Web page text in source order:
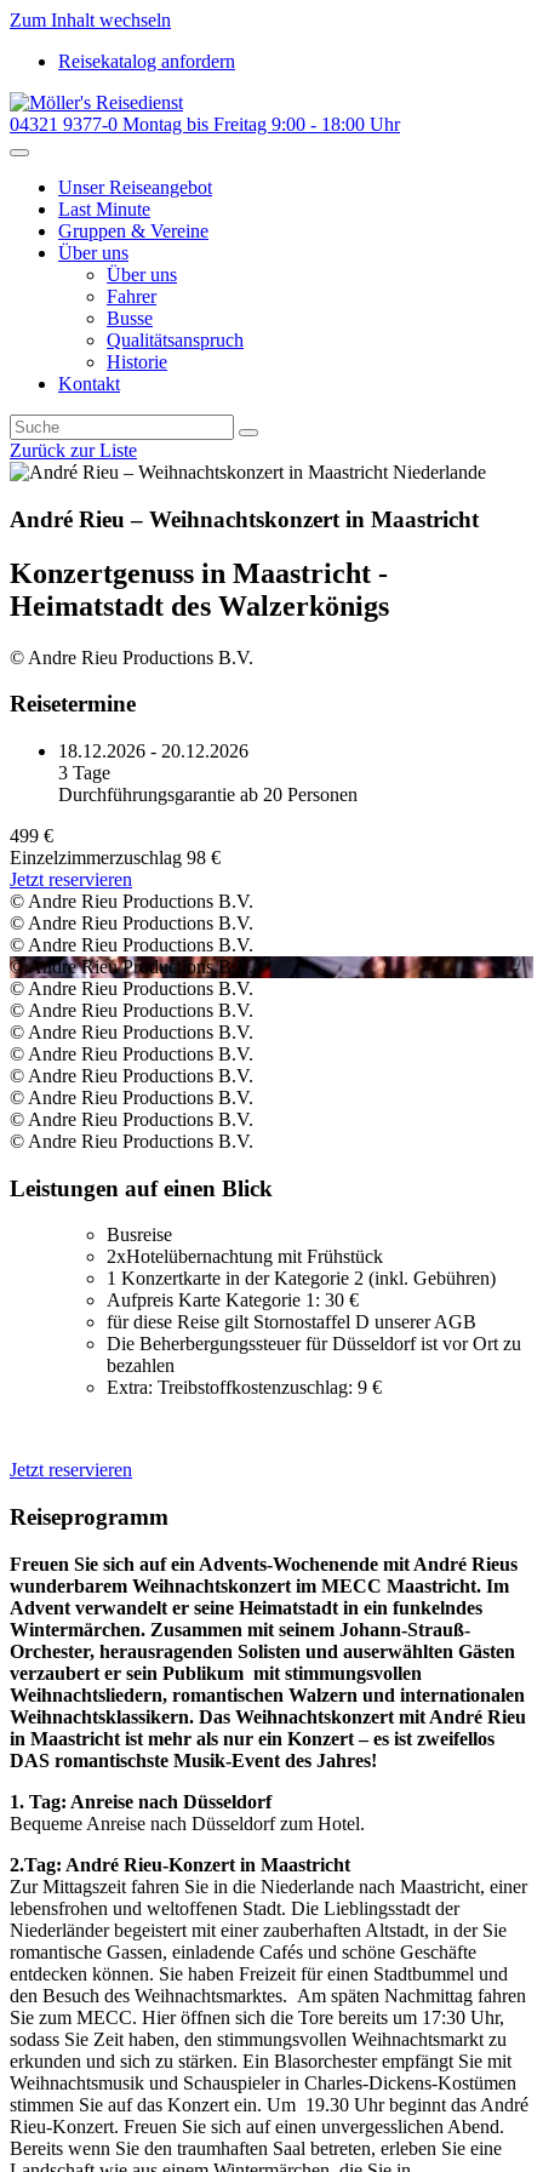
Zum Inhalt wechseln
Reisekatalog anfordern
04321 9377-0 Montag bis Freitag 9:00 - 18:00 Uhr
Unser Reiseangebot
Last Minute
Gruppen & Vereine
Über uns
Über uns
Fahrer
Busse
Qualitätsanspruch
Historie
Kontakt
Zurück zur Liste
Niederlande
André Rieu – Weihnachtskonzert in Maastricht
Konzertgenuss in Maastricht -
Heimatstadt des Walzerkönigs
© Andre Rieu Productions B.V.
Reisetermine
18.12.2026 - 20.12.2026
3 Tage
Durchführungsgarantie ab 20 Personen
499 €
Einzelzimmerzuschlag 98 €
Jetzt reservieren
© Andre Rieu Productions B.V.
© Andre Rieu Productions B.V.
© Andre Rieu Productions B.V.
© Andre Rieu Productions B.V.
© Andre Rieu Productions B.V.
© Andre Rieu Productions B.V.
© Andre Rieu Productions B.V.
© Andre Rieu Productions B.V.
© Andre Rieu Productions B.V.
© Andre Rieu Productions B.V.
© Andre Rieu Productions B.V.
© Andre Rieu Productions B.V.
Leistungen auf einen Blick
Busreise
2xHotelübernachtung mit Frühstück
1 Konzertkarte in der Kategorie 2 (inkl. Gebühren)
Aufpreis Karte Kategorie 1: 30 €
für diese Reise gilt Stornostaffel D unserer AGB
Die Beherbergungssteuer für Düsseldorf ist vor Ort zu
bezahlen
Extra: Treibstoffkostenzuschlag: 9 €
Jetzt reservieren
Reiseprogramm
Freuen Sie sich auf ein Advents-Wochenende mit André Rieus
wunderbarem Weihnachtskonzert im MECC Maastricht. Im
Advent verwandelt er seine Heimatstadt in ein funkelndes
Wintermärchen. Zusammen mit seinem Johann-Strauß-
Orchester, herausragenden Solisten und auserwählten Gästen
verzaubert er sein Publikum mit stimmungsvollen
Weihnachtsliedern, romantischen Walzern und internationalen
Weihnachtsklassikern. Das Weihnachtskonzert mit André Rieu
in Maastricht ist mehr als nur ein Konzert – es ist zweifellos
DAS romantischste Musik-Event des Jahres!
1. Tag: Anreise nach Düsseldorf
Bequeme Anreise nach Düsseldorf zum Hotel.
2.Tag: André Rieu-Konzert in Maastricht
Zur Mittagszeit fahren Sie in die Niederlande nach Maastricht, einer
lebensfrohen und weltoffenen Stadt. Die Lieblingsstadt der
Niederländer begeistert mit einer zauberhaften Altstadt, in der Sie
romantische Gassen, einladende Cafés und schöne Geschäfte
entdecken können. Sie haben Freizeit für einen Stadtbummel und
den Besuch des Weihnachtsmarktes. Am späten Nachmittag fahren
Sie zum MECC. Hier öffnen sich die Tore bereits um 17:30 Uhr,
sodass Sie Zeit haben, den stimmungsvollen Weihnachtsmarkt zu
erkunden und sich zu stärken. Ein Blasorchester empfängt Sie mit
Weihnachtsmusik und Schauspieler in Charles-Dickens-Kostümen
stimmen Sie auf das Konzert ein. Um 19.30 Uhr beginnt das André
Rieu-Konzert. Freuen Sie sich auf einen unvergesslichen Abend.
Bereits wenn Sie den traumhaften Saal betreten, erleben Sie eine